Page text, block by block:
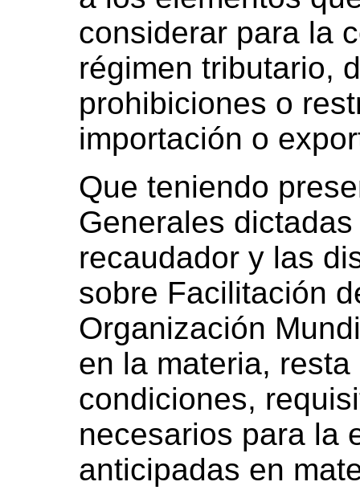
considerar para la
régimen tributario,
prohibiciones o
importación o
Que teniendo
Generales
recaudador y las
sobre Facilitación
Organización
en la materia,
condiciones,
necesarios para la
anticipadas en